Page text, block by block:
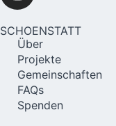
SCHOENSTATT
Über
Projekte
Gemeinschaften
FAQs
Spenden